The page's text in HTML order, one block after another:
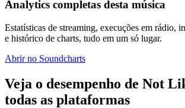
Analytics completas desta música
Estatísticas de streaming, execuções em rádio,
e histórico de charts, tudo em um só lugar.
Abrir no Soundcharts
Veja o desempenho de Not
todas as plataformas